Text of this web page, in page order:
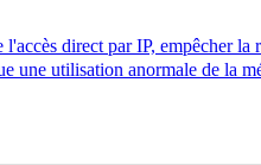
direct par IP, empêcher
une utilisation anormale de la